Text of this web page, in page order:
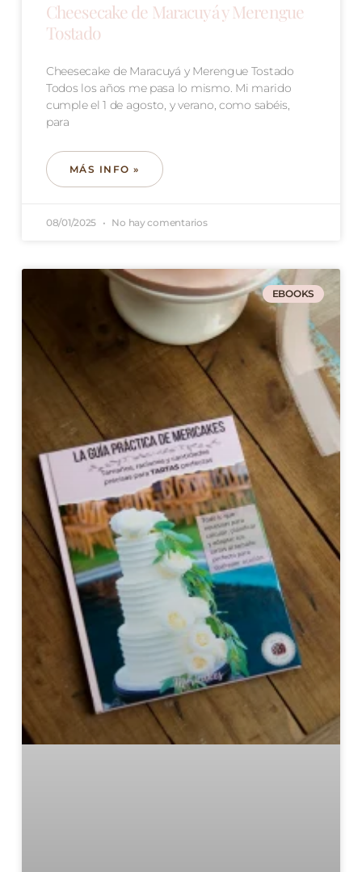
Cheesecake de Maracuyá y Merengue
Tostado
Cheesecake de Maracuyá y Merengue Tostado
Todos los años me pasa lo mismo. Mi marido
cumple el 1 de agosto, y verano, como sabéis,
para
MÁS INFO »
08/01/2025 No hay comentarios
EBOOKS